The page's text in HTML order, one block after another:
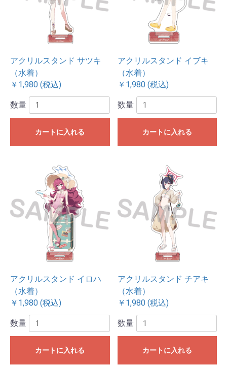
アクリルスタンド サツキ
（水着）
￥1,980 (税込)
数量
カートに入れる
アクリルスタンド イブキ
（水着）
￥1,980 (税込)
数量
カートに入れる
アクリルスタンド イロハ
（水着）
￥1,980 (税込)
数量
カートに入れる
アクリルスタンド チアキ
（水着）
￥1,980 (税込)
数量
カートに入れる